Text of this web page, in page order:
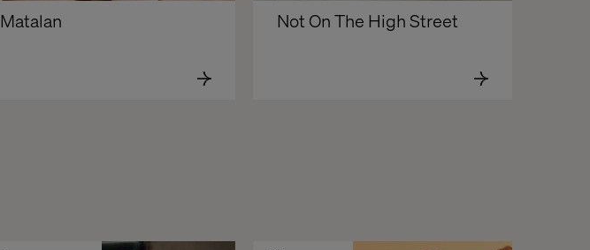
Matalan Not On The High Street